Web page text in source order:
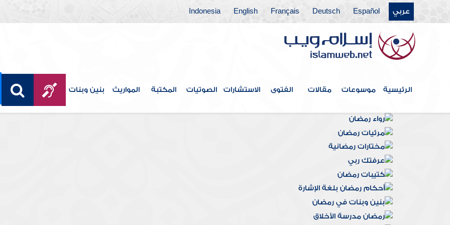
عربي Español
Deutsch
Français
English
Indonesia
الرئيسية موسوعات مقالات الفتوى الاستشارات الصوتيات المكتبة المواريث بنين وبنات